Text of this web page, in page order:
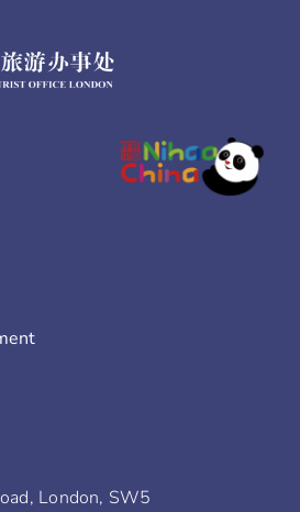
London, SW5